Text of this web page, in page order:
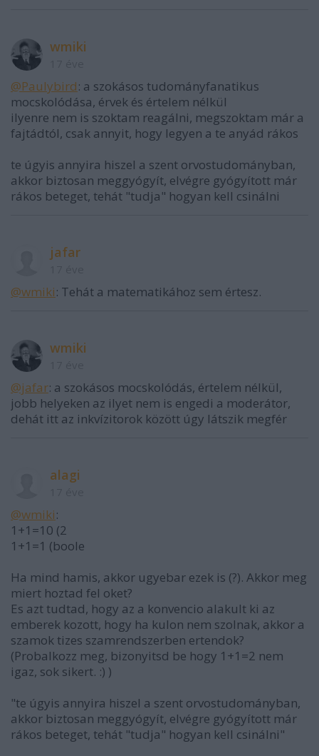
wmiki
@Paulybird: a szokásos tudományfanatikus
mocskolódása, érvek és értelem nélkül
ilyenre nem is szoktam reagálni, megszoktam már a
fajtádtól, csak annyit, hogy legyen a te anyád rákos
te úgyis annyira hiszel a szent orvostudományban,
akkor biztosan meggyógyít, elvégre gyógyított már
rákos beteget, tehát "tudja" hogyan kell csinálni
jafar
@wmiki: Tehát a matematikához sem értesz.
wmiki
@jafar: a szokásos mocskolódás, értelem nélkül,
jobb helyeken az ilyet nem is engedi a moderátor,
dehát itt az inkvízitorok között úgy látszik megfér
alagi
@wmiki:
1+1=10 (2
1+1=1 (boole
Ha mind hamis, akkor ugyebar ezek is (?). Akkor meg
miert hoztad fel oket?
Es azt tudtad, hogy az a konvencio alakult ki az
emberek kozott, hogy ha kulon nem szolnak, akkor a
szamok tizes szamrendszerben ertendok?
(Probalkozz meg, bizonyitsd be hogy 1+1=2 nem
igaz, sok sikert. :) )
"te úgyis annyira hiszel a szent orvostudományban,
akkor biztosan meggyógyít, elvégre gyógyított már
rákos beteget, tehát "tudja" hogyan kell csinálni"